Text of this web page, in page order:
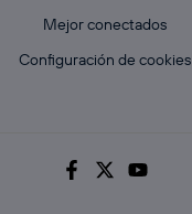
Mejor conectados
Configuración de cookies